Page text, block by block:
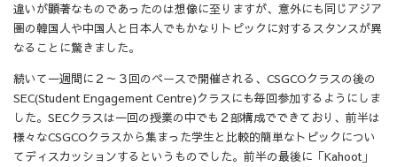
違いが顕著なものであったのは想像に至りますが、意外にも同じアジア
圏の韓国人や中国人と日本人でもかなりトピックに対するスタンスが異
なることに驚きました。
続いて一週間に２～３回のペースで開催される、CSGCOクラスの後の
SEC(Student Engagement Centre)クラスにも毎回参加するようにしま
した。SECクラスは一回の授業の中でも２部構成でできており、前半は
様々なCSGCOクラスから集まった学生と比較的簡単なトピックについ
てディスカッションするというものでした。前半の最後に「Kahoot」